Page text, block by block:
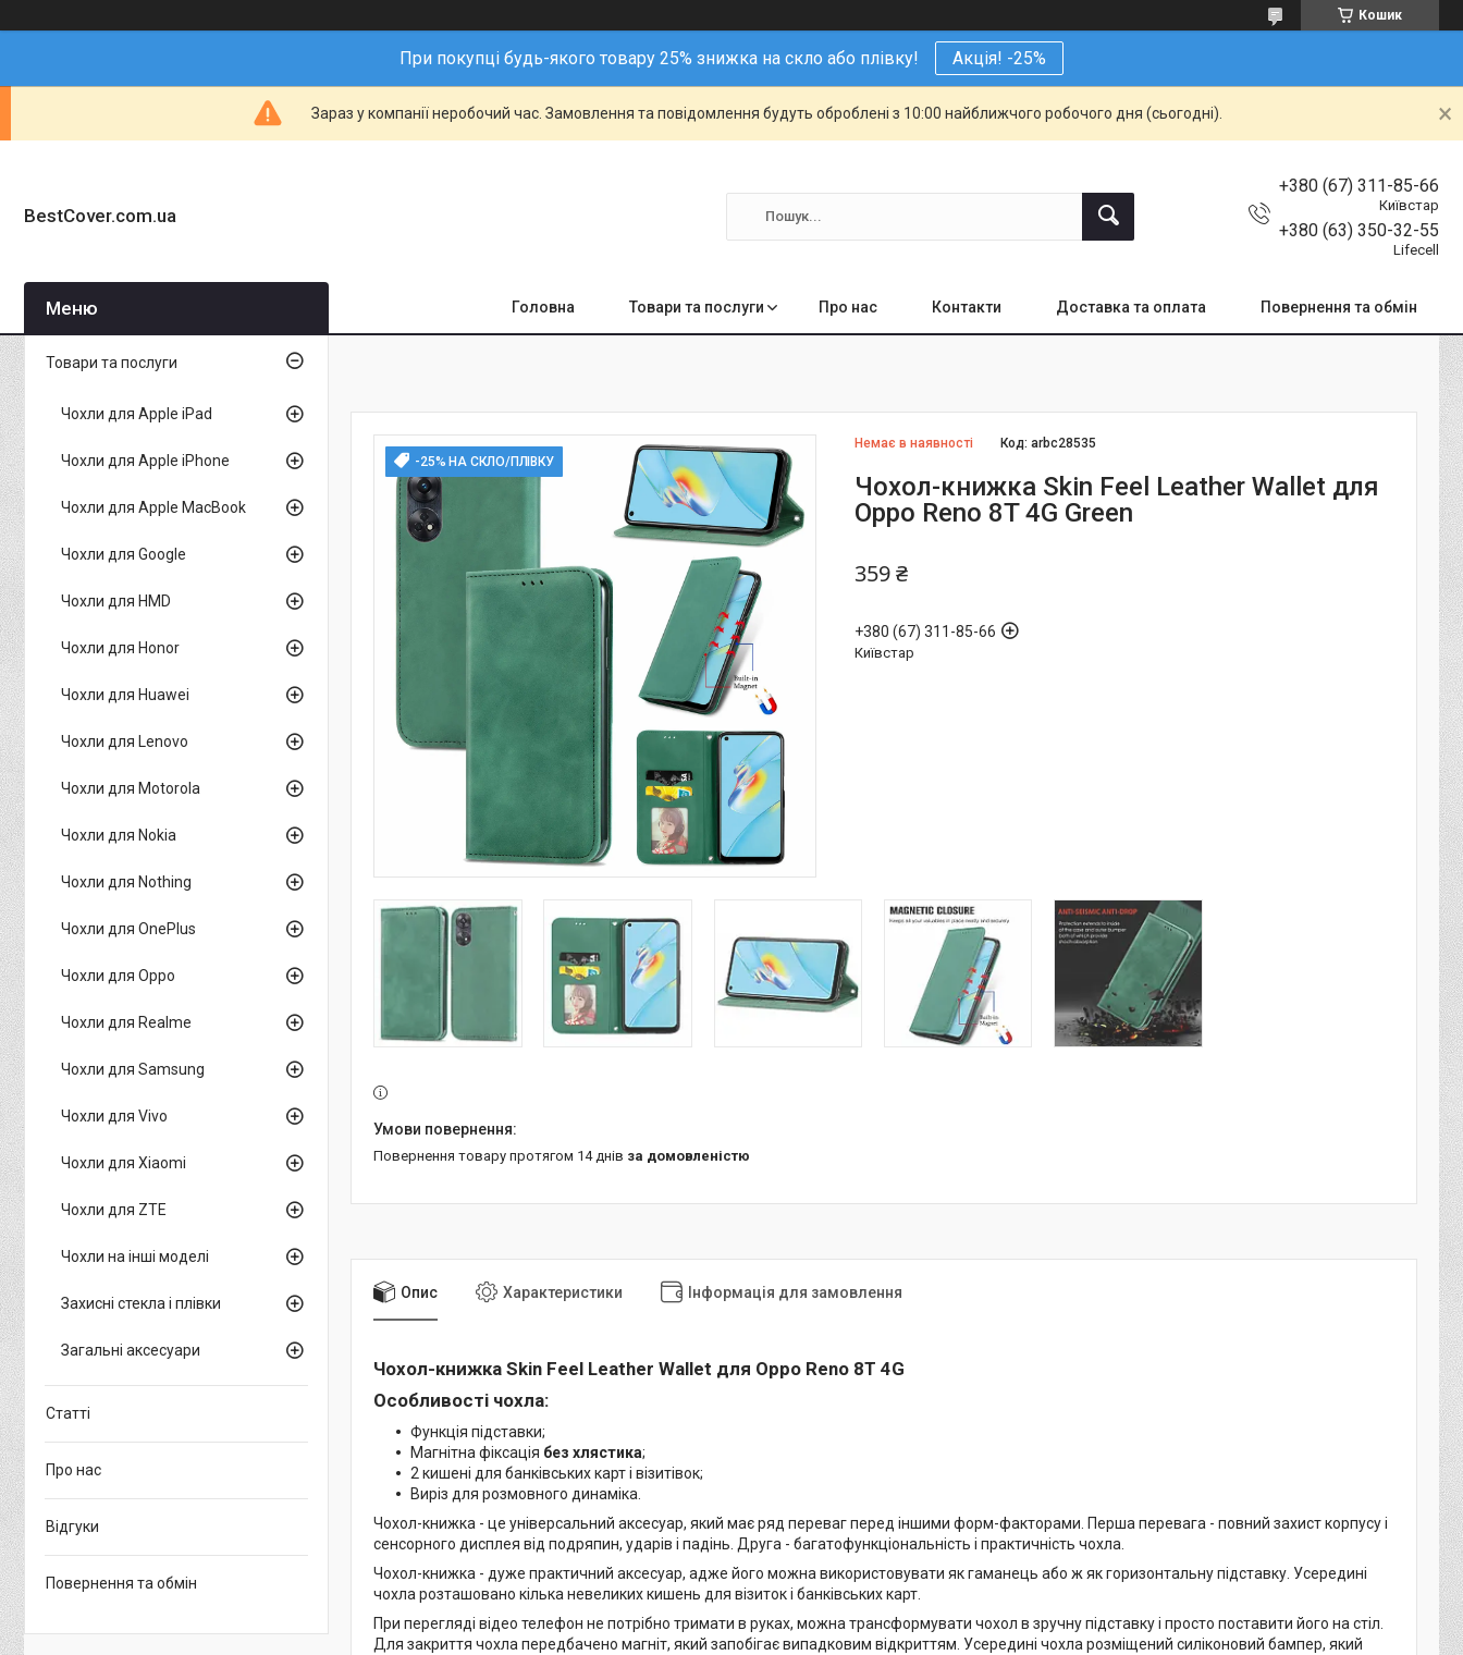
Кошик
При покупці будь-якого товару 25% знижка на скло або плівку! Акція! -25%
Зараз у компанії неробочий час. Замовлення та повідомлення будуть оброблені з 10:00 найближчого робочого дня (сьогодні).
BestCover.com.ua
+380 (67) 311-85-66
Київстар
+380 (63) 350-32-55
Lifecell
Головна Товари та послуги Про нас Контакти Доставка та оплата Повернення та обмін
-25% НА СКЛО/ПЛІВКУ
Немає в наявності Код:arbc28535
Чохол-книжка Skin Feel Leather Wallet для
Oppo Reno 8T 4G Green
359 ₴
+380 (67) 311-85-66
Київстар
повернення товару протягом 14 днів за домовленістю
Опис Характеристики Інформація для замовлення
Чохол-книжка Skin Feel Leather Wallet для Oppo Reno 8T 4G
Особливості чохла:
Функція підставки;
Магнітна фіксація без хлястика;
2 кишені для банківських карт і візитівок;
Виріз для розмовного динаміка.
Чохол-книжка - це універсальний аксесуар, який має ряд переваг перед іншими форм-факторами. Перша перевага - повний захист корпусу і
сенсорного дисплея від подряпин, ударів і падінь. Друга - багатофункціональність і практичність чохла.
Чохол-книжка - дуже практичний аксесуар, адже його можна використовувати як гаманець або ж як горизонтальну підставку. Усередині
чохла розташовано кілька невеликих кишень для візиток і банківських карт.
При перегляді відео телефон не потрібно тримати в руках, можна трансформувати чохол в зручну підставку і просто поставити його на стіл.
Для закриття чохла передбачено магніт, який запобігає випадковим відкриттям. Усередині чохла розміщений силіконовий бампер, який
Товари та послуги
Чохли для Apple iPad
Чохли для Apple iPhone
Чохли для Apple MacBook
Чохли для Google
Чохли для HMD
Чохли для Honor
Чохли для Huawei
Чохли для Lenovo
Чохли для Motorola
Чохли для Nokia
Чохли для Nothing
Чохли для OnePlus
Чохли для Oppo
Чохли для Realme
Чохли для Samsung
Чохли для Vivo
Чохли для Xiaomi
Чохли для ZTE
Чохли на інші моделі
Захисні стекла і плівки
Загальні аксесуари
Статті
Про нас
Відгуки
Повернення та обмін